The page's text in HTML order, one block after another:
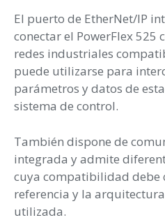
El puerto de EtherNet/IP
conectar el PowerFlex 525
redes industriales
puede utilizarse para
parámetros y datos de
sistema de control.
También dispone de
integrada y admite
cuya compatibilidad debe
referencia y la
utilizada.